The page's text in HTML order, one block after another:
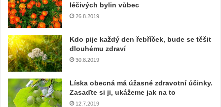
léčivých bylin vůbec
26.8.2019
Kdo pije každý den řebříček, bude se těšit
dlouhému zdraví
30.8.2019
Líska obecná má úžasné zdravotní účinky.
Zasaďte si ji, ukážeme jak na to
12.7.2019